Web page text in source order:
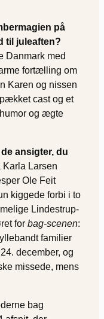
på
til juleaften?
Danmark med
fortælling om
Karen og nissen
cast og et
og ægte
ansigter, du
Karla Larsen
Ole Feit
kiggede forbi i to
Lindestrup-
for bag-scenen:
familier
december, og
missede, mens
bag